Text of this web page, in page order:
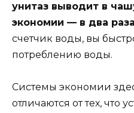
унитаз выводит в
экономии — в два
счетчик воды, вы
потреблению воды.
Системы экономии
отличаются от тех, что